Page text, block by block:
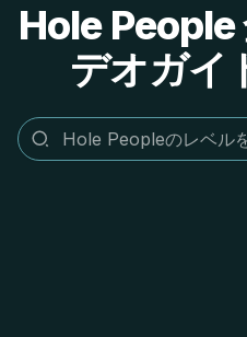
Hole People
デオガイ